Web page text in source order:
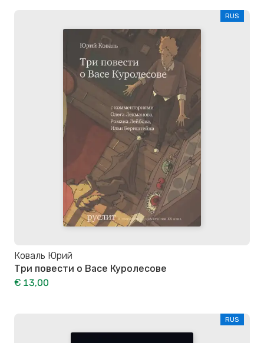
RUS
Коваль Юрий
Три повести о Васе Куролесове
€ 13,00
RUS